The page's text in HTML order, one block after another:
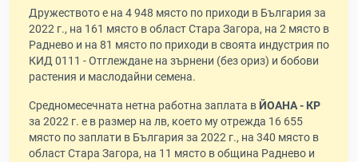
Дружеството е на 4 948 място по приходи в България за
2022 г., на 161 място в област Стара Загора, на 2 място в
Раднево и на 81 място по приходи в своята индустрия по
КИД 0111 - Отглеждане на зърнени (без ориз) и бобови
растения и маслодайни семена.
Средномесечната нетна работна заплата вЙОАНА - КР
за 2022 г. е в размер на лв, което му отрежда 16 655
място по заплати в България за 2022 г., на 340 място в
област Стара Загора, на 11 място в община Раднево и